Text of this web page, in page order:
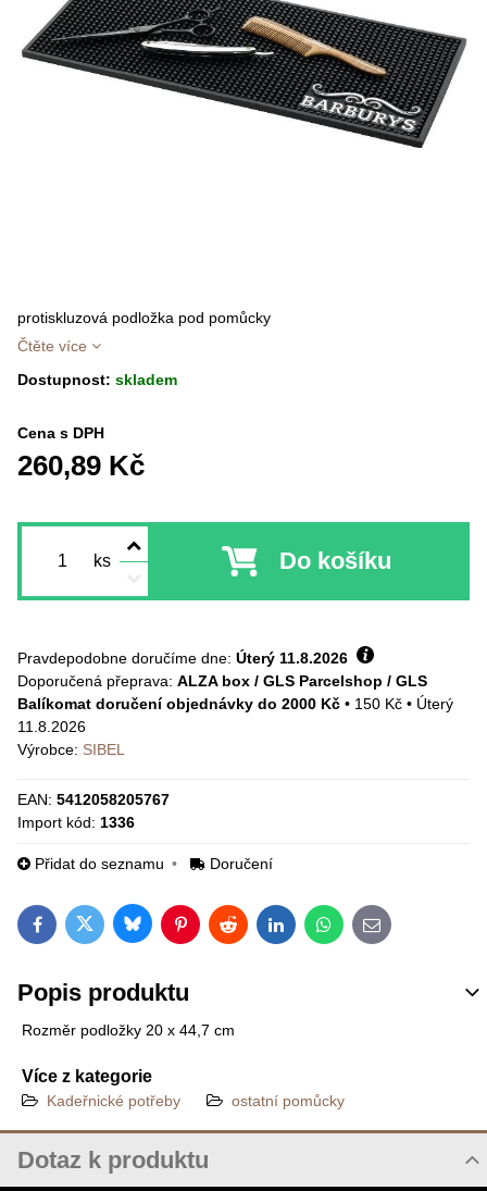
protiskluzová podložka pod pomůcky
Čtěte více
Dostupnost: skladem
Cena s DPH
260,89 Kč
ks Do košíku
Pravdepodobne doručíme dne: Úterý 11.8.2026
ALZA box / GLS Parcelshop / GLS
Balíkomat doručení objednávky do 2000 Kč • 150 Kč • Úterý
11.8.2026
Výrobce: SIBEL
EAN: 5412058205767
Import kód: 1336
Přidat do seznamu Doručení
FacebookTwitterBlueskyPinterestRedditLinkedInWhatsApp
E-mail
Popis produktu
Rozměr podložky 20 x 44,7 cm
Více z kategorie
Kadeřnické potřeby ostatní pomůcky
Dotaz k produktu